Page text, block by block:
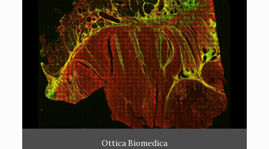
Ottica Biomedica